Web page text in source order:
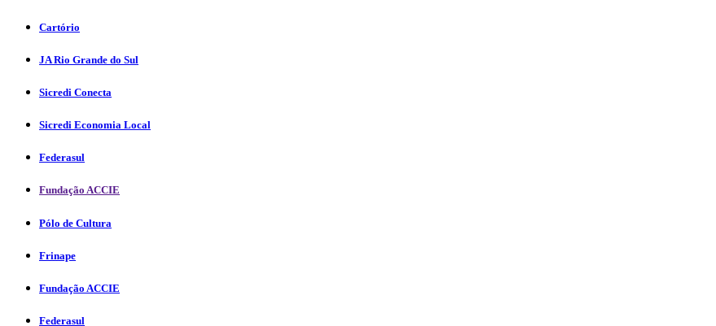
Cartório
JA Rio Grande do Sul
Sicredi Conecta
Sicredi Economia Local
Federasul
Fundação ACCIE
Pólo de Cultura
Frinape
Fundação ACCIE
Federasul